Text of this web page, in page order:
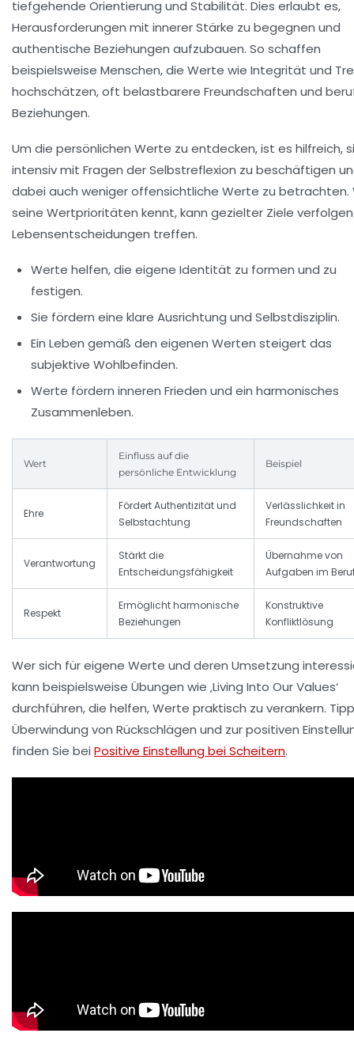
tiefgehende Orientierung und Stabilität. Dies erlaubt es,
Herausforderungen mit innerer Stärke zu begegnen und
authentische Beziehungen aufzubauen. So schaffen
beispielsweise Menschen, die Werte wie Integrität und
hochschätzen, oft belastbarere Freundschaften und
Beziehungen.
Um die persönlichen Werte zu entdecken, ist es hilfreich,
intensiv mit Fragen der Selbstreflexion zu beschäftigen
dabei auch weniger offensichtliche Werte zu betrachten.
seine Wertprioritäten kennt, kann gezielter Ziele
Lebensentscheidungen treffen.
Werte helfen, die eigene Identität zu formen und zu
festigen.
Sie fördern eine klare Ausrichtung und Selbstdisziplin.
Ein Leben gemäß den eigenen Werten steigert das
subjektive Wohlbefinden.
Werte fördern inneren Frieden und ein harmonisches
Zusammenleben.
Wert
Einfluss auf die
persönliche Entwicklung
Beispiel
Ehre
Fördert Authentizität und
Selbstachtung
Verlässlichkeit in
Freundschaften
Verantwortung
Stärkt die
Entscheidungsfähigkeit
Übernahme von
Aufgaben im
Respekt
Ermöglicht harmonische
Beziehungen
Konstruktive
Konfliktlösung
Wer sich für eigene Werte und deren Umsetzung
kann beispielsweise Übungen wie ‚Living Into Our Values‘
durchführen, die helfen, Werte praktisch zu verankern.
Überwindung von Rückschlägen und zur positiven
finden Sie bei Positive Einstellung bei Scheitern.